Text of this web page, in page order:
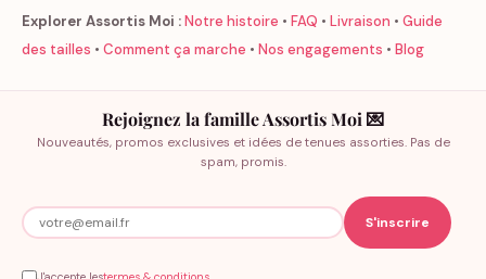
Explorer Assortis Moi :Notre histoire • FAQ • Livraison • Guide
des tailles • Comment ça marche • Nos engagements • Blog
Rejoignez la famille Assortis Moi 💌
Nouveautés, promos exclusives et idées de tenues assorties. Pas de
spam, promis.